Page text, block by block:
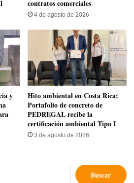
contratos comerciales
4 de agosto de 2026
y
Hito ambiental en Costa Rica:
Portafolio de concreto de
PEDREGAL recibe la
certificación ambiental Tipo I
3 de agosto de 2026
Buscar: